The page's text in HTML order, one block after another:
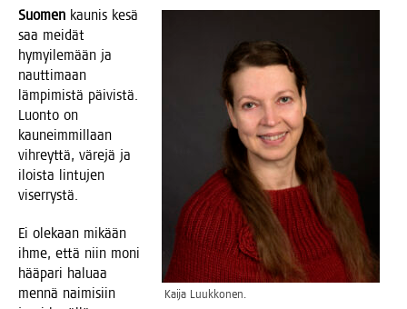
Kai­ja Luukkonen.
Suo­men kau­nis kesä
saa mei­dät
hymyi­le­mään ja
naut­ti­maan
läm­pi­mis­tä päi­vis­tä.
Luon­to on
kau­neim­mil­laan
vih­reyt­tä, väre­jä ja
ilois­ta lin­tu­jen
viserrystä.
Ei ole­kaan mikään
ihme, että niin moni
hää­pa­ri halu­aa
men­nä nai­mi­siin